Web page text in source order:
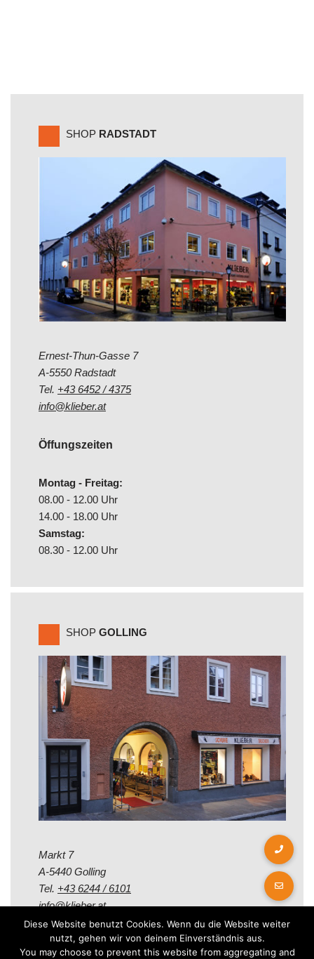
SHOP RADSTADT
Ernest-Thun-Gasse 7
A-5550 Radstadt
Tel. +43 6452 / 4375
info@klieber.at
Öffungszeiten
Montag - Freitag:
08.00 - 12.00 Uhr
14.00 - 18.00 Uhr
Samstag:
08.30 - 12.00 Uhr
SHOP GOLLING
Markt 7
A-5440 Golling
Tel. +43 6244 / 6101
info@klieber.at
Öffungszeiten
Diese Website benutzt Cookies. Wenn du die Website weiter
nutzt, gehen wir von deinem Einverständnis aus.
You may choose to prevent this website from aggregating and